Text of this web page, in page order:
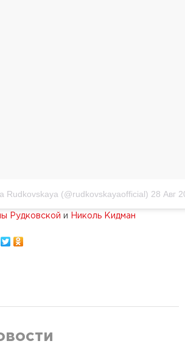
Rudkovskaya (@rudkovskayaofficial) 28 Авг
Рудковской и Николь Кидман